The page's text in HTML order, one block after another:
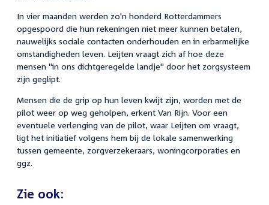
In vier maanden werden zo'n honderd Rotterdammers
opgespoord die hun rekeningen niet meer kunnen betalen,
nauwelijks sociale contacten onderhouden en in erbarmelijke
omstandigheden leven. Leijten vraagt zich af hoe deze
mensen "in ons dichtgeregelde landje" door het zorgsysteem
zijn geglipt.
Mensen die de grip op hun leven kwijt zijn, worden met de
pilot weer op weg geholpen, erkent Van Rijn. Voor een
eventuele verlenging van de pilot, waar Leijten om vraagt,
ligt het initiatief volgens hem bij de lokale samenwerking
tussen gemeente, zorgverzekeraars, woningcorporaties en
ggz.
Zie ook: